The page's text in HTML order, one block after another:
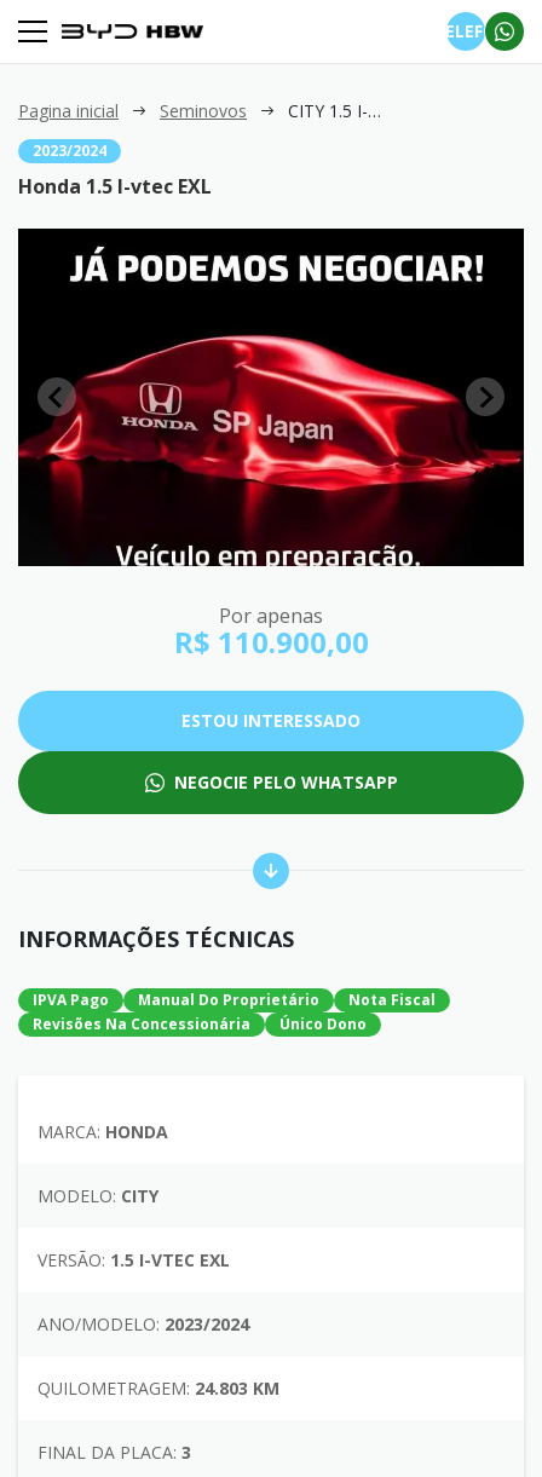
TELEFONE
Pagina inicial Seminovos CITY 1.5 I-vtec EXL
2023/2024
Honda 1.5 I-vtec EXL
Por apenas
R$ 110.900,00
ESTOU INTERESSADO
NEGOCIE PELO WHATSAPP
INFORMAÇÕES TÉCNICAS
IPVA Pago Manual Do Proprietário
Nota Fiscal
Revisões Na Concessionária
Único Dono
MARCA: HONDA
MODELO: CITY
VERSÃO: 1.5 I-VTEC EXL
ANO/MODELO: 2023/2024
QUILOMETRAGEM: 24.803 KM
FINAL DA PLACA: 3